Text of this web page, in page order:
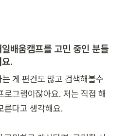
배움캠프를 고민 중인 분들
.
게 편견도 많고 검색해볼수
로그램이잖아요. 저는 직접 해
른다고 생각해요.